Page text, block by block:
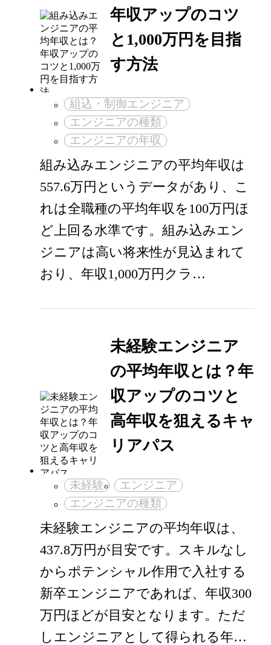
年収アップのコツ
と1,000万円を目指
す方法
組込・制御エンジニア
エンジニアの種類
エンジニアの年収
組み込みエンジニアの平均年収は
557.6万円というデータがあり、こ
れは全職種の平均年収を100万円ほ
ど上回る水準です。組み込みエン
ジニアは高い将来性が見込まれて
おり、年収1,000万円クラ…
未経験エンジニア
の平均年収とは？年
収アップのコツと
高年収を狙えるキャ
リアパス
未経験
エンジニア
エンジニアの種類
未経験エンジニアの平均年収は、
437.8万円が目安です。スキルなし
からポテンシャル作用で入社する
新卒エンジニアであれば、年収300
万円ほどが目安となります。ただ
しエンジニアとして得られる年…